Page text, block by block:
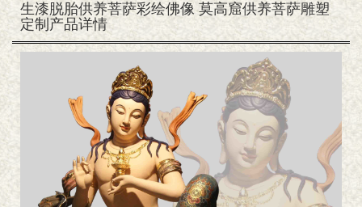
生漆脱胎供养菩萨彩绘佛像 莫高窟供养菩萨雕塑
定制产品详情